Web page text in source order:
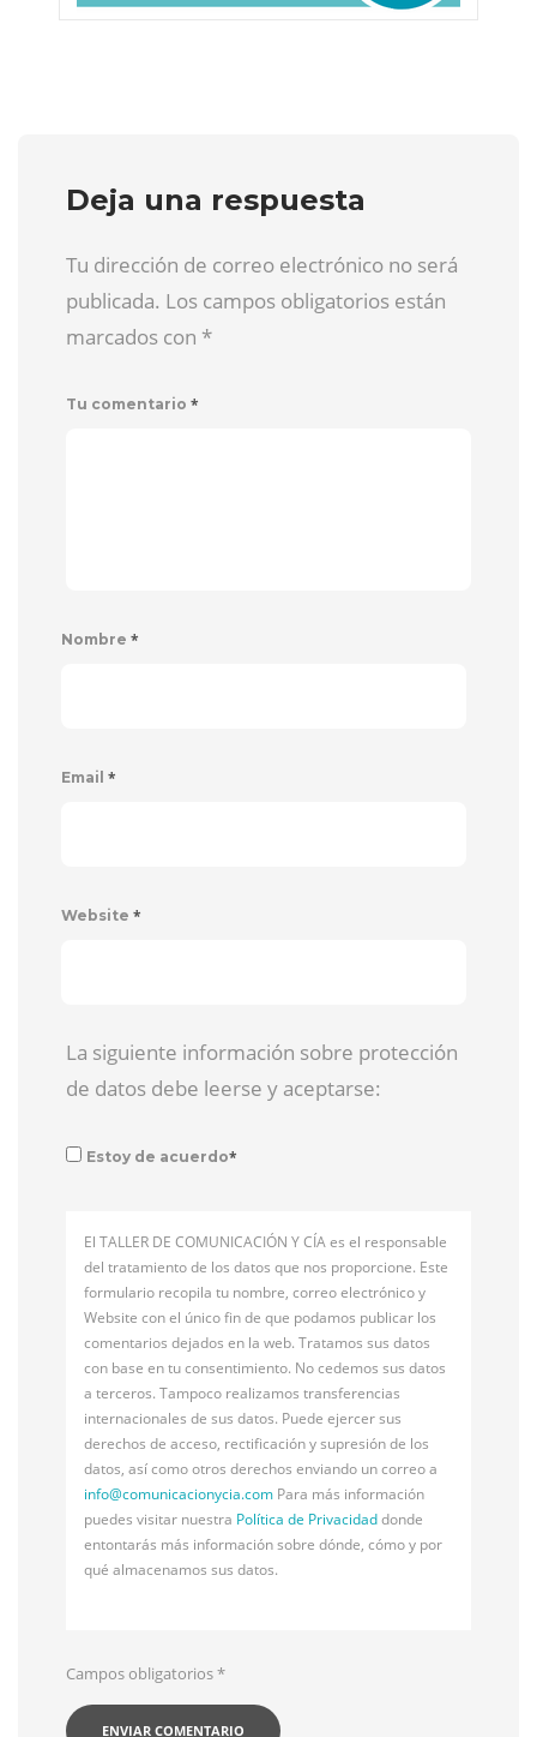
Deja una respuesta
Tu dirección de correo electrónico no será
publicada. Los campos obligatorios están
marcados con *
Tu comentario *
Nombre *
Email *
Website *
La siguiente información sobre protección
de datos debe leerse y aceptarse:
Estoy de acuerdo*
El TALLER DE COMUNICACIÓN Y CÍA es el responsable
del tratamiento de los datos que nos proporcione. Este
formulario recopila tu nombre, correo electrónico y
Website con el único fin de que podamos publicar los
comentarios dejados en la web. Tratamos sus datos
con base en tu consentimiento. No cedemos sus datos
a terceros. Tampoco realizamos transferencias
internacionales de sus datos. Puede ejercer sus
derechos de acceso, rectificación y supresión de los
datos, así como otros derechos enviando un correo a
info@comunicacionycia.com Para más información
puedes visitar nuestra Política de Privacidaddonde
entontarás más información sobre dónde, cómo y por
qué almacenamos sus datos.
Campos obligatorios*